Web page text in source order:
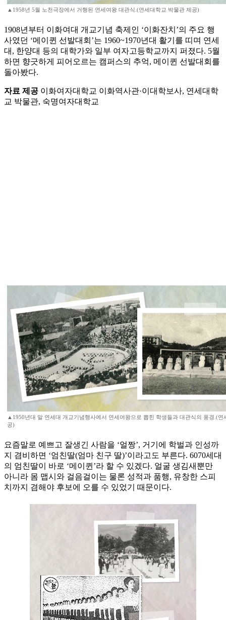
▲1958년 5월 노천극장에서 거행된 연세여왕 대관식.(연세대학교 박물관 제공)
1908년부터 이화여대 개교기념 축제인 ‘이화잔치’의 주요 행
사였던 ‘메이퀸 선발대회’는 1960~1970년대 활기를 띠며 연세
대, 한양대 등의 대학가와 일부 여자고등학교까지 퍼졌다. 5월
하면 향긋하게 피어오르는 캠퍼스의 추억, 메이퀸 선발대회를
돌아봤다.
자료 제공 이화여자대학교 이화역사관·이대학보사, 연세대학
교 박물관, 숙명여자대학교
▲1950년대 말 연세대 개교기념행사에서 연세여왕으로 뽑힌 학생들과 대관식의 풍경.(연
공)
요즘말로 예쁘고 잘생긴 사람을 ‘얼짱’, 거기에 학벌과 인성까
지 겸비하면 ‘엄친딸(엄마 친구 딸)’이라고도 부른다. 6070세대
의 엄친딸이 바로 ‘메이퀸’라 할 수 있겠다. 얼굴 생김새뿐만
아니라 몸 맵시와 걸음걸이는 물론 성적과 품행, 유창한 스피
치까지 겸해야 후보에 오를 수 있었기 때문이다.